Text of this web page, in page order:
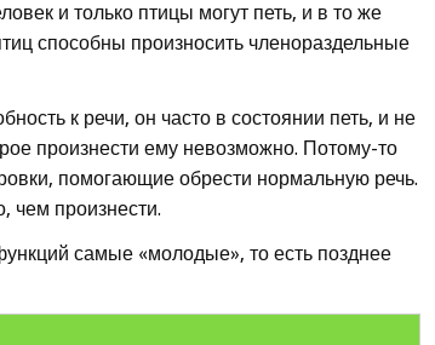
и только птицы могут петь, и в то же
способны произносить членораздельные
к речи, он часто в состоянии петь, и не
произнести ему невозможно. Потому-то
помогающие обрести нормальную речь.
чем произнести.
самые «молодые», то есть позднее